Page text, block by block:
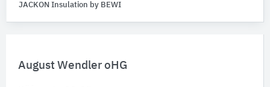
August Wendler oHG
JACKON Insulation by BEWI